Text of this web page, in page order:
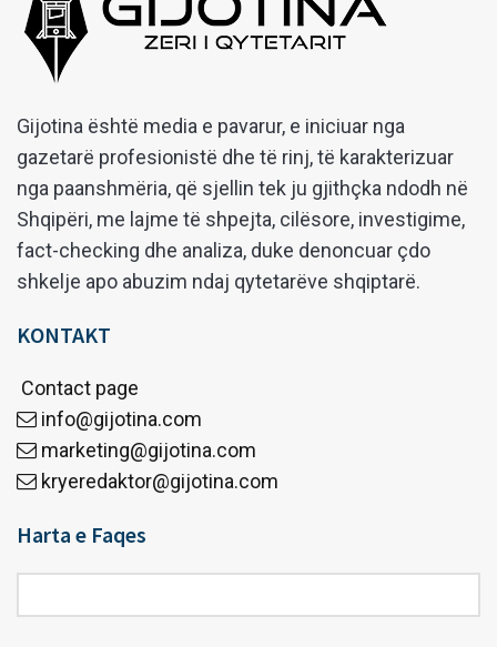
Gijotina është media e pavarur, e iniciuar nga
gazetarë profesionistë dhe të rinj, të karakterizuar
nga paanshmëria, që sjellin tek ju gjithçka ndodh në
Shqipëri, me lajme të shpejta, cilësore, investigime,
fact-checking dhe analiza, duke denoncuar çdo
shkelje apo abuzim ndaj qytetarëve shqiptarë.
KONTAKT
Contact page
info@gijotina.com
marketing@gijotina.com
kryeredaktor@gijotina.com
Harta e Faqes
e